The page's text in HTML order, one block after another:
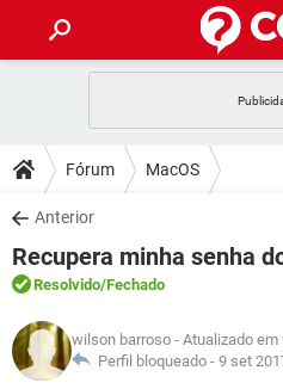
CELULAR
OUTLOOK
INSTAGRAM
GUIA DE COMPRAS
DICAS
JOGOS
OUTLOOK
INSTAGRAM
GUIA DE COMPRAS
DOWNLOADS
JOGOS
CELULAR
OUTLOOK
INSTAGRAM
FÓRUM
JOGOS
CELULAR
GLOSSÁRIO
JOGOS
Fórum MacOS
Anterior
Recupera minha senha
Resolvido/Fechado
wilson barroso - Atualizado em
Perfil bloqueado - 9 set